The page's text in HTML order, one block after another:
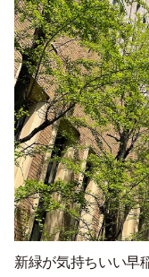
新緑が気持ちいい早